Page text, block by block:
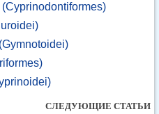
СЛЕДУЮЩИЕ СТАТЬИ